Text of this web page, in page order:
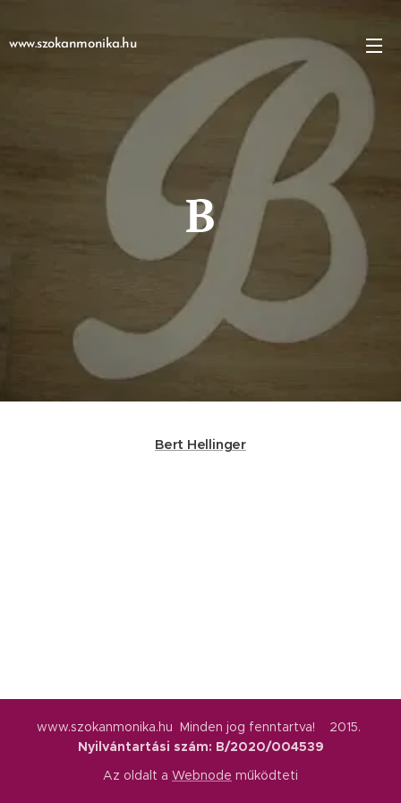
www.szokanmonika.hu
B
Bert Hellinger
www.szokanmonika.hu Minden jog fenntartva! 2015.
Nyilvántartási szám: B/2020/004539
Az oldalt a Webnode működteti